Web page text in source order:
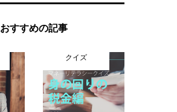
おすすめの記事
クイズ